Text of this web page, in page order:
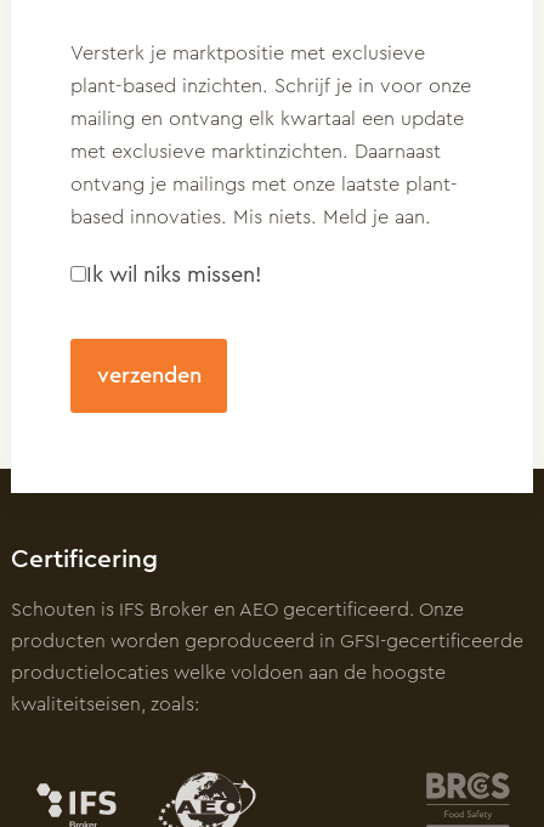
Versterk je marktpositie met exclusieve
plant-based inzichten. Schrijf je in voor onze
mailing en ontvang elk kwartaal een update
met exclusieve marktinzichten. Daarnaast
ontvang je mailings met onze laatste plant-
based innovaties. Mis niets. Meld je aan.
Ik wil niks missen!
Certificering
Schouten is IFS Broker en AEO gecertificeerd. Onze
producten worden geproduceerd in GFSI-gecertificeerde
productielocaties welke voldoen aan de hoogste
kwaliteitseisen, zoals: